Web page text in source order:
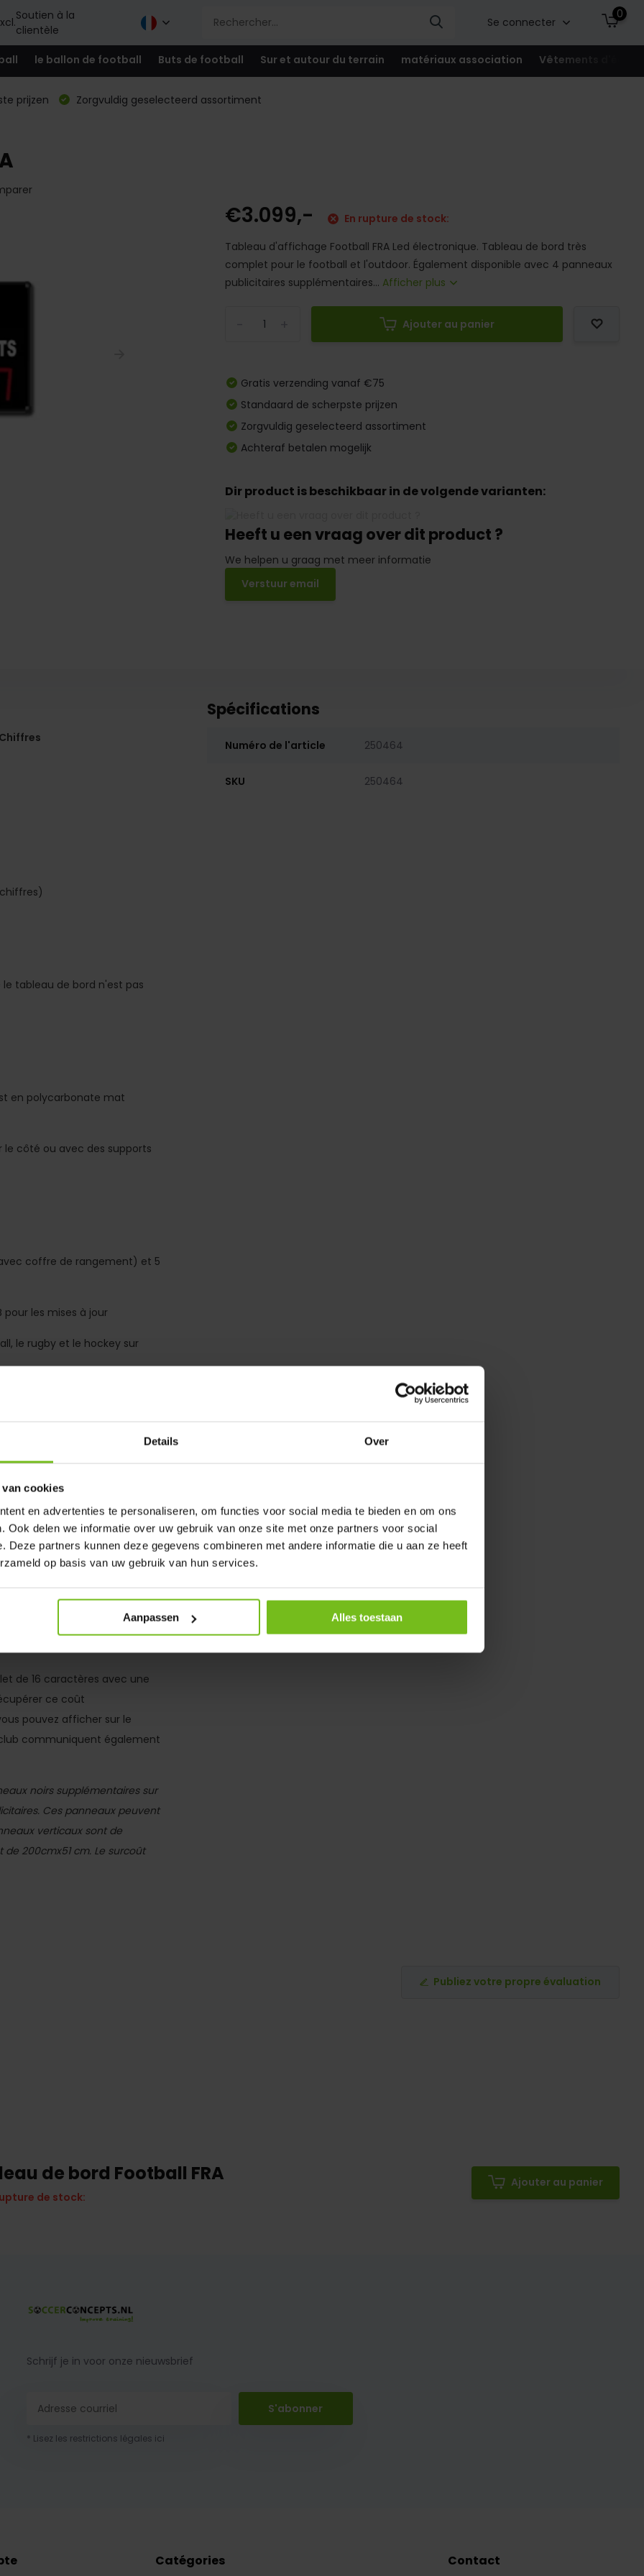
Details Over
cookies
en advertenties te personaliseren, om functies voor social media te bieden en om ons
Ook delen we informatie over uw gebruik van onze site met onze partners voor social
Deze partners kunnen deze gegevens combineren met andere informatie die u aan ze heeft
op basis van uw gebruik van hun services.
Aanpassen Alles toestaan
Soutien à la
clientèle
Se connecter
0
le ballon de football Buts de football Sur et autour du terrain matériaux association Vêtements
prijzen
Zorgvuldig geselecteerd assortiment
€3.099,-
En rupture de stock:
Tableau d'affichage Football FRA Led électronique. Tableau de bord très
complet pour le football et l'outdoor. Également disponible avec 4 panneaux
publicitaires supplémentaires... Afficher plus
Ajouter au panier
Gratis verzending vanaf €75
Standaard de scherpste prijzen
Zorgvuldig geselecteerd assortiment
Achteraf betalen mogelijk
Dir product is beschikbaar in de volgende varianten:
Heeft u een vraag over dit product ?
We helpen u graag met meer informatie
Verstuur email
tableau de bord n'est pas
en polycarbonate mat
côté ou avec des supports
coffre de rangement) et 5
les mises à jour
le rugby et le hockey sur
une plus grande facilité
utilisée via votre téléphone
peuvent également être
contre-jour (regardant vers
un fabricant européen de
produit de 2 ans s'applique
d'équipe programmable en 2x
de 16 caractères avec une
ce coût
pouvez afficher sur le
communiquent également
noirs supplémentaires sur
Ces panneaux peuvent
verticaux sont de
de 200cmx51 cm. Le surcoût
Spécifications
Numéro de l'article 250464
SKU 250464
Publiez votre propre évaluation
de bord Football FRA
de stock:
Ajouter au panier
Schrijf je in voor onze nieuwsbrief
S'abonner
* Lisez les restrictions légales ici
Catégories Contact